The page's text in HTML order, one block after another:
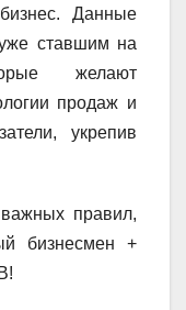
Данные
ставшим на
желают
продаж и
укрепив